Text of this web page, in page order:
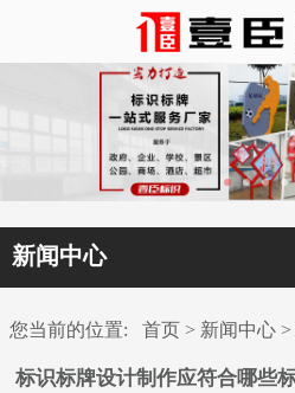
新闻中心
您当前的位置: 首页> 新闻中心>
标识标牌设计制作应符合哪些